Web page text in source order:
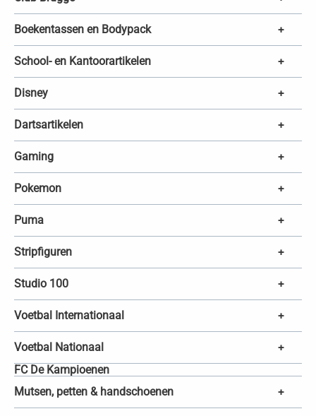
e
n
Boekentassen en Bodypack +
School- en Kantoorartikelen +
Disney +
Dartsartikelen +
Gaming +
Pokemon +
Puma +
Stripfiguren +
Studio 100 +
Voetbal Internationaal +
Voetbal Nationaal +
FC De Kampioenen
Mutsen, petten & handschoenen
+